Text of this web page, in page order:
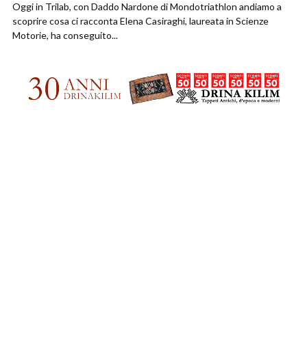
Oggi in Trilab, con Daddo Nardone di Mondotriathlon andiamo a
scoprire cosa ci racconta Elena Casiraghi, laureata in Scienze
Motorie, ha conseguito...